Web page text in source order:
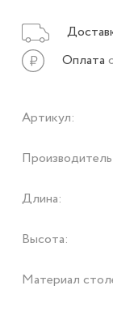
Оплата
Артикул:
Длина:
Высота:
Материал